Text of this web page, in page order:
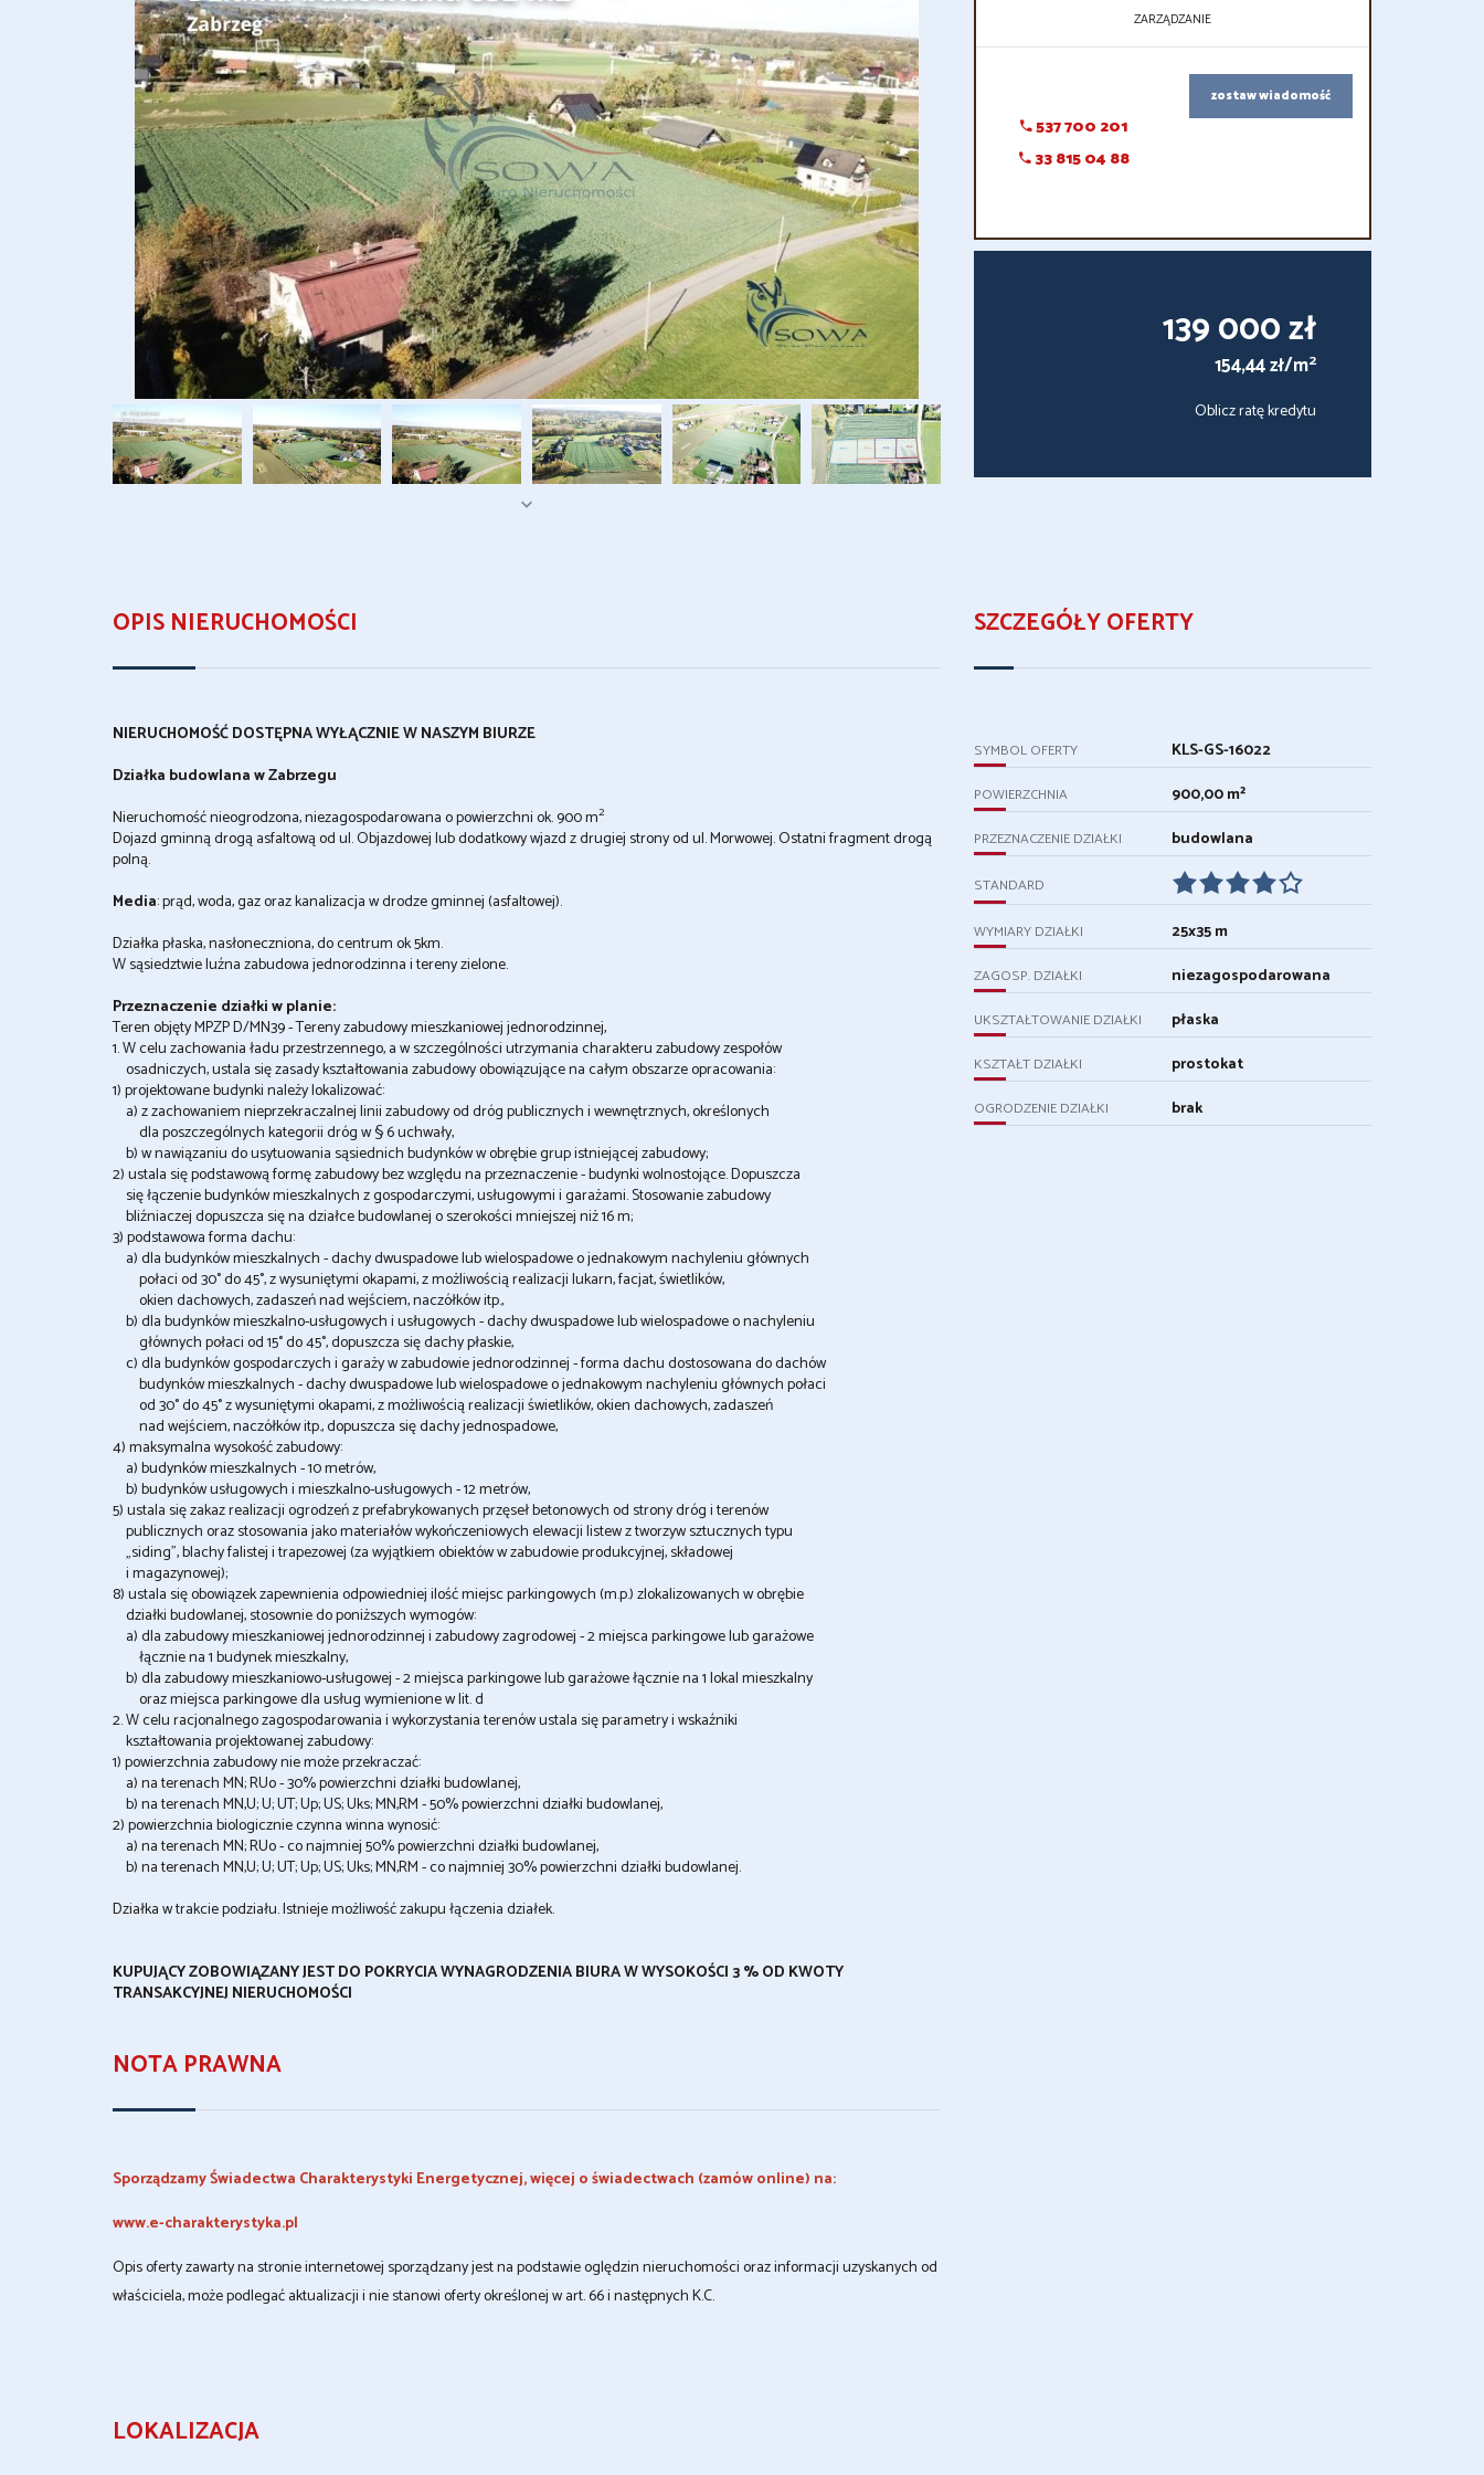
ZARZĄDZANIE
537 700 201
33 815 04 88
zostaw wiadomość
139 000 zł
154,44 zł/m2
Oblicz ratę kredytu
OPIS NIERUCHOMOŚCI
NIERUCHOMOŚĆ DOSTĘPNA WYŁĄCZNIE W NASZYM BIURZE
Działka budowlana w Zabrzegu
Nieruchomość nieogrodzona, niezagospodarowana o powierzchni ok. 900 m2
Dojazd gminną drogą asfaltową od ul. Objazdowej lub dodatkowy wjazd z drugiej strony od ul. Morwowej. Ostatni fragment drogą
polną.
Media: prąd, woda, gaz oraz kanalizacja w drodze gminnej (asfaltowej).
Działka płaska, nasłoneczniona, do centrum ok 5km.
W sąsiedztwie luźna zabudowa jednorodzinna i tereny zielone.
Przeznaczenie działki w planie:
Teren objęty MPZP D/MN39 - Tereny zabudowy mieszkaniowej jednorodzinnej,
1. W celu zachowania ładu przestrzennego, a w szczególności utrzymania charakteru zabudowy zespołów
osadniczych, ustala się zasady kształtowania zabudowy obowiązujące na całym obszarze opracowania:
1) projektowane budynki należy lokalizować:
a) z zachowaniem nieprzekraczalnej linii zabudowy od dróg publicznych i wewnętrznych, określonych
dla poszczególnych kategorii dróg w § 6 uchwały,
b) w nawiązaniu do usytuowania sąsiednich budynków w obrębie grup istniejącej zabudowy;
2) ustala się podstawową formę zabudowy bez względu na przeznaczenie - budynki wolnostojące. Dopuszcza
się łączenie budynków mieszkalnych z gospodarczymi, usługowymi i garażami. Stosowanie zabudowy
bliźniaczej dopuszcza się na działce budowlanej o szerokości mniejszej niż 16 m;
3) podstawowa forma dachu:
a) dla budynków mieszkalnych - dachy dwuspadowe lub wielospadowe o jednakowym nachyleniu głównych
połaci od 30° do 45°, z wysuniętymi okapami, z możliwością realizacji lukarn, facjat, świetlików,
okien dachowych, zadaszeń nad wejściem, naczółków itp.,
b) dla budynków mieszkalno-usługowych i usługowych - dachy dwuspadowe lub wielospadowe o nachyleniu
głównych połaci od 15° do 45°, dopuszcza się dachy płaskie,
c) dla budynków gospodarczych i garaży w zabudowie jednorodzinnej - forma dachu dostosowana do dachów
budynków mieszkalnych - dachy dwuspadowe lub wielospadowe o jednakowym nachyleniu głównych połaci
od 30° do 45° z wysuniętymi okapami, z możliwością realizacji świetlików, okien dachowych, zadaszeń
nad wejściem, naczółków itp., dopuszcza się dachy jednospadowe,
4) maksymalna wysokość zabudowy:
a) budynków mieszkalnych - 10 metrów,
b) budynków usługowych i mieszkalno-usługowych - 12 metrów,
5) ustala się zakaz realizacji ogrodzeń z prefabrykowanych przęseł betonowych od strony dróg i terenów
publicznych oraz stosowania jako materiałów wykończeniowych elewacji listew z tworzyw sztucznych typu
„siding”, blachy falistej i trapezowej (za wyjątkiem obiektów w zabudowie produkcyjnej, składowej
i magazynowej);
8) ustala się obowiązek zapewnienia odpowiedniej ilość miejsc parkingowych (m.p.) zlokalizowanych w obrębie
działki budowlanej, stosownie do poniższych wymogów:
a) dla zabudowy mieszkaniowej jednorodzinnej i zabudowy zagrodowej - 2 miejsca parkingowe lub garażowe
łącznie na 1 budynek mieszkalny,
b) dla zabudowy mieszkaniowo-usługowej - 2 miejsca parkingowe lub garażowe łącznie na 1 lokal mieszkalny
oraz miejsca parkingowe dla usług wymienione w lit. d
2. W celu racjonalnego zagospodarowania i wykorzystania terenów ustala się parametry i wskaźniki
kształtowania projektowanej zabudowy:
1) powierzchnia zabudowy nie może przekraczać:
a) na terenach MN; RUo - 30% powierzchni działki budowlanej,
b) na terenach MN,U; U; UT; Up; US; Uks; MN,RM - 50% powierzchni działki budowlanej,
2) powierzchnia biologicznie czynna winna wynosić:
a) na terenach MN; RUo - co najmniej 50% powierzchni działki budowlanej,
b) na terenach MN,U; U; UT; Up; US; Uks; MN,RM - co najmniej 30% powierzchni działki budowlanej.
Działka w trakcie podziału. Istnieje możliwość zakupu łączenia działek.
KUPUJĄCY ZOBOWIĄZANY JEST DO POKRYCIA WYNAGRODZENIA BIURA W WYSOKOŚCI 3 % OD KWOTY
TRANSAKCYJNEJ NIERUCHOMOŚCI
NOTA PRAWNA
Sporządzamy Świadectwa Charakterystyki Energetycznej, więcej o świadectwach (zamów online) na:
www.e-charakterystyka.pl
Opis oferty zawarty na stronie internetowej sporządzany jest na podstawie oględzin nieruchomości oraz informacji uzyskanych od
właściciela, może podlegać aktualizacji i nie stanowi oferty określonej w art. 66 i następnych K.C.
SZCZEGÓŁY OFERTY
SYMBOL OFERTY KLS-GS-16022
POWIERZCHNIA 900,00 m²
PRZEZNACZENIE DZIAŁKI budowlana
STANDARD
WYMIARY DZIAŁKI 25x35 m
ZAGOSP. DZIAŁKI niezagospodarowana
UKSZTAŁTOWANIE DZIAŁKI płaska
KSZTAŁT DZIAŁKI prostokat
OGRODZENIE DZIAŁKI brak
LOKALIZACJA